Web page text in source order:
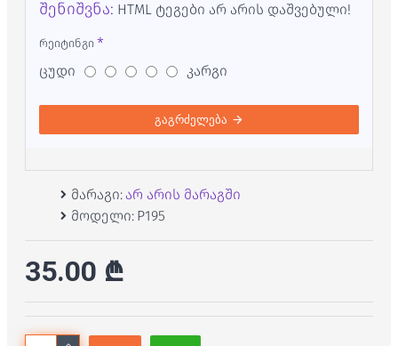
შენიშვნა: HTML ტეგები არ არის დაშვებული!
რეიტინგი
ცუდი კარგი
გაგრძელება
მარაგი: არ არის მარაგში
მოდელი: P195
35.00 ₾